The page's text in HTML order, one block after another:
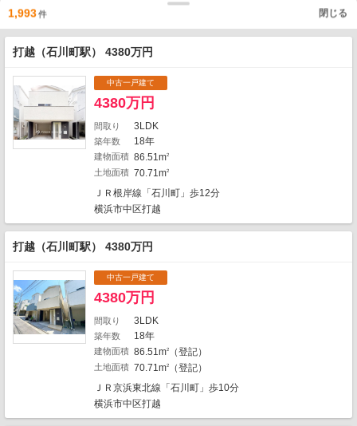
7
1
3
1
1
2
2
5
8
1
3
4
3
7
1
4
1
3
26
1
1
1
1
1
1
2
1993件中、中心地から近い999件までを
表示しています。
1,993件 閉じる
打越（石川町駅） 4380万円
中古一戸建て
4380万円
間取り 3LDK
築年数 18年
建物面積 86.51m2
土地面積 70.71m2
ＪＲ根岸線「石川町」歩12分
横浜市中区打越
打越（石川町駅） 4380万円
中古一戸建て
4380万円
間取り 3LDK
築年数 18年
建物面積 86.51m2 （登記）
土地面積 70.71m2
（登記）
ＪＲ京浜東北線「石川町」歩10分
横浜市中区打越